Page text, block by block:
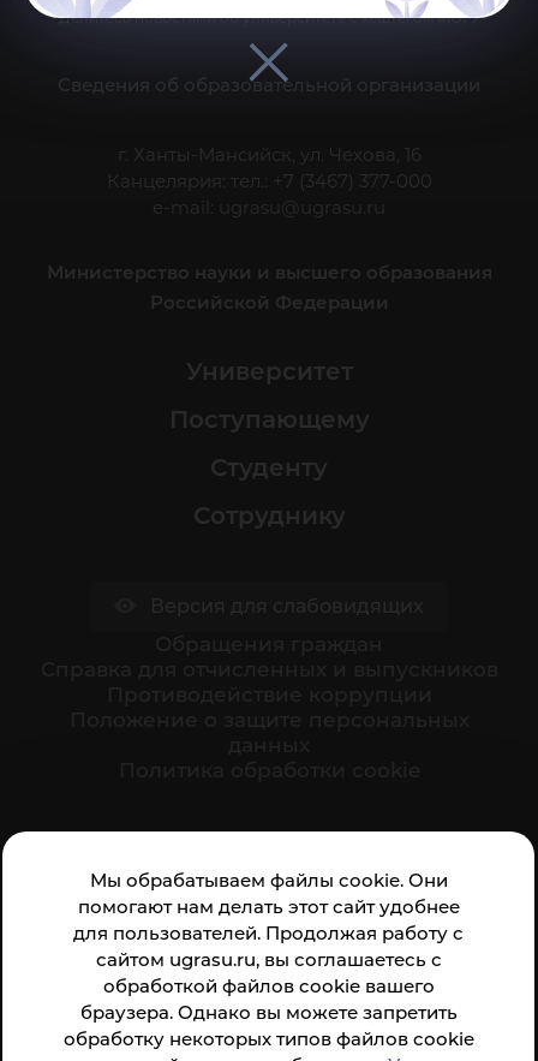
Мы обрабатываем файлы cookie. Они
помогают нам делать этот сайт удобнее
для пользователей. Продолжая работу с
сайтом ugrasu.ru, вы соглашаетесь с
обработкой файлов cookie вашего
браузера. Однако вы можете запретить
обработку некоторых типов файлов cookie
Делитесь новостями об университете с хештегом #ЮГУ
Сведения об образовательной организации
г. Ханты-Мансийск, ул. Чехова, 16
Канцелярия: тел.: +7 (3467) 377-000
e-mail:
ugrasu@ugrasu.ru
Министерство науки и высшего образования
Российской Федерации
Университет
Поступающему
Студенту
Сотруднику
организации:
Анкета доступна по QR-коду, а так же по прямой